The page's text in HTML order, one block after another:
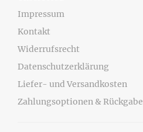
Impressum
Kontakt
Widerrufsrecht
Datenschutzerklärung
Liefer- und Versandkosten
Zahlungsoptionen & Rückgabe